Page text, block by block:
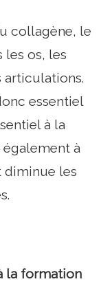
collagène, le
les os, les
articulations.
essentiel
à la
à
diminue les
la formation